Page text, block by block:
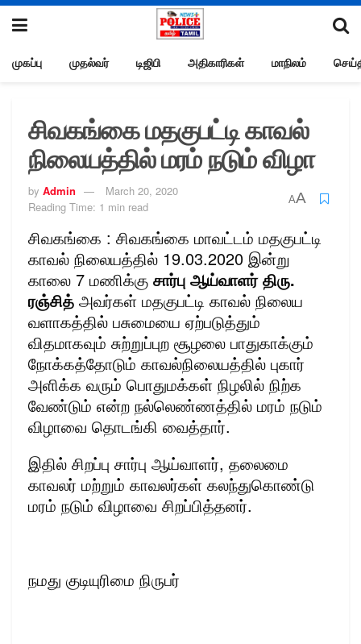
முகப்பு முதல்வர் டிஜிபி அதிகாரிகள் மாநிலம்
சிவகங்கை மதகுபட்டி காவல்
நிலையத்தில் மரம் நடும் விழா
by Admin
March 20, 2020
Reading Time: 1 min read
AA
சிவகங்கை : சிவகங்கை மாவட்டம் மதகுபட்டி
காவல் நிலையத்தில் 19.03.2020 இன்று
காலை 7 மணிக்கு சார்பு ஆய்வாளர் திரு.
ரஞ்சித் அவர்கள் மதகுபட்டி காவல் நிலைய
வளாகத்தில் பசுமையை ஏற்படுத்தும்
விதமாகவும் சுற்றுப்புற சூழலை பாதுகாக்கும்
நோக்கத்தோடும் காவல்நிலையத்தில் புகார்
அளிக்க வரும் பொதுமக்கள் நிழலில் நிற்க
வேண்டும் என்ற நல்லெண்ணத்தில் மரம் நடும்
விழாவை தொடங்கி வைத்தார்.
இதில் சிறப்பு சார்பு ஆய்வாளர், தலைமை
காவலர் மற்றும் காவலர்கள் கலந்துகொண்டு
மரம் நடும் விழாவை சிறப்பித்தனர்.
நமது குடியுரிமை நிருபர்